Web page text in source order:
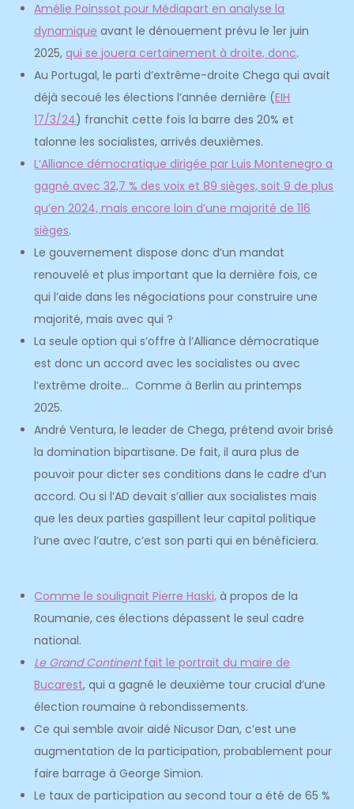
Amélie Poinssot pour Médiapart en analyse la
dynamique avant le dénouement prévu le 1er juin
2025,qui se jouera certainement à droite, donc.
Au Portugal, le parti d’extrême-droite Chega qui avait
déjà secoué les élections l’année dernière (EIH
17/3/24) franchit cette fois la barre des 20% et
talonne les socialistes, arrivés deuxièmes.
L’Alliance démocratique dirigée par Luis Montenegro a
gagné avec 32,7 % des voix et 89 sièges, soit 9 de plus
qu’en 2024, mais encore loin d’une majorité de 116
sièges.
Le gouvernement dispose donc d’un mandat
renouvelé et plus important que la dernière fois, ce
qui l’aide dans les négociations pour construire une
majorité, mais avec qui ?
La seule option qui s’offre à l’Alliance démocratique
est donc un accord avec les socialistes ou avec
l’extrême droite… Comme à Berlin au printemps
2025.
André Ventura, le leader de Chega,prétend avoir brisé
la domination bipartisane. De fait, il aura plus de
pouvoir pour dicter ses conditions dans le cadre d’un
accord. Ou si l’AD devait s’allier aux socialistes mais
que les deux parties gaspillent leur capital politique
l’une avec l’autre, c’est son parti qui en bénéficiera.
Comme le soulignait Pierre Haski, à propos de la
Roumanie, ces élections dépassent le seul cadre
national.
Le Grand Continentfait le portrait du maire de
Bucarest, qui a gagné le deuxième tour crucial d’une
élection roumaine à rebondissements.
Ce qui semble avoir aidé Nicusor Dan, c’est une
augmentation de la participation, probablement pour
faire barrage à George Simion.
Le taux de participation au second tour a été de 65 %